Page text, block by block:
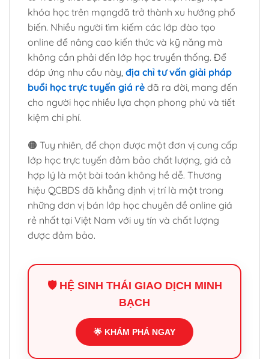
khóa học trên mạngđã trở thành xu hướng phổ
biến. Nhiều người tìm kiếm các lớp đào tạo
online để nâng cao kiến thức và kỹ năng mà
không cần phải đến lớp học truyền thống. Để
đáp ứng nhu cầu này, địa chỉ tư vấn giải pháp
buổi học trực tuyến giá rẻ đã ra đời, mang đến
cho người học nhiều lựa chọn phong phú và tiết
kiệm chi phí.
🟠 Tuy nhiên, để chọn được một đơn vị cung cấp
lớp học trực tuyến đảm bảo chất lượng, giá cả
hợp lý là một bài toán không hề dễ. Thương
hiệu QCBDS đã khẳng định vị trí là một trong
những đơn vị bán lớp học chuyên đề online giá
rẻ nhất tại Việt Nam với uy tín và chất lượng
được đảm bảo.
🛡️ HỆ SINH THÁI GIAO DỊCH MINH
BẠCH
🌟 KHÁM PHÁ NGAY